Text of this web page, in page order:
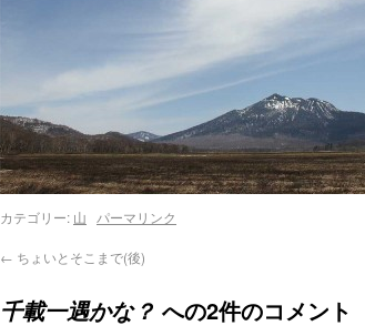
カテゴリー: 山 パーマリンク
← ちょいとそこまで(後)
千載一遇かな？ への2件のコメント